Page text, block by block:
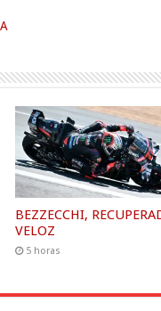
BEZZECCHI,
VELOZ
5 horas